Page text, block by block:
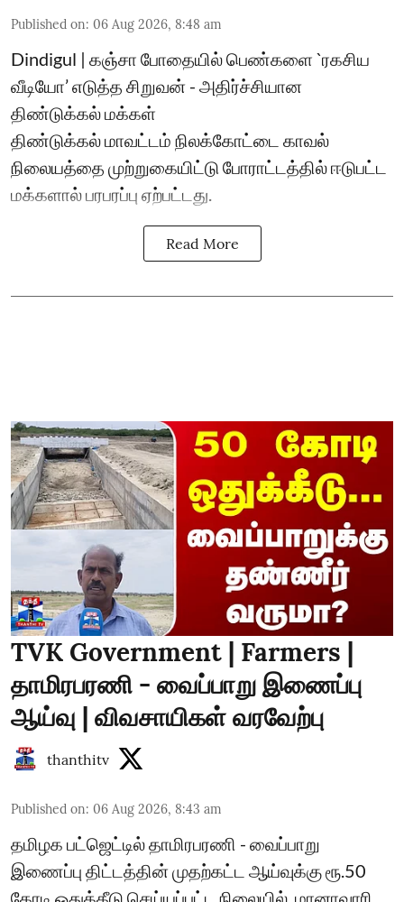
Published on: 06 Aug 2026, 8:48 am
Dindigul | கஞ்சா போதையில் பெண்களை `ரகசிய
வீடியோ’ எடுத்த சிறுவன் - அதிர்ச்சியான
திண்டுக்கல் மக்கள்
திண்டுக்கல் மாவட்டம் நிலக்கோட்டை காவல்
நிலையத்தை முற்றுகையிட்டு போராட்டத்தில் ஈடுபட்ட
மக்களால் பரபரப்பு ஏற்பட்டது.
Read More
TVK Government | Farmers |
தாமிரபரணி - வைப்பாறு இணைப்பு
ஆய்வு | விவசாயிகள் வரவேற்பு
thanthitv
Published on: 06 Aug 2026, 8:43 am
தமிழக பட்ஜெட்டில் தாமிரபரணி - வைப்பாறு
இணைப்பு திட்டத்தின் முதற்கட்ட ஆய்வுக்கு ரூ.50
கோடி ஒதுக்கீடு செய்யப்பட்ட நிலையில், மானாவாரி